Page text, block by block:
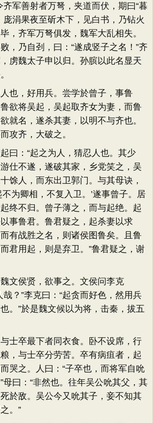
齐军善射者万弩，夹道而伏，期曰“暮
庞涓果夜至斫木下，见白书，乃钻火
，齐军万弩俱发，魏军大乱相失。
，乃自刭，曰：“遂成竖子之名！”齐
虏魏太子申以归。孙膑以此名显天
，好用兵。尝学於曾子，事鲁
欲将吴起，吴起取齐女为妻，而鲁
就名，遂杀其妻，以明不与齐也。
攻齐，大破之。
：“起之为人，猜忍人也。其少
仕不遂，遂破其家，乡党笑之，吴
馀人，而东出卫郭门。与其母诀，
不为卿相，不复入卫。’遂事曾子。居
终不归。曾子薄之，而与起绝。起
事鲁君。鲁君疑之，起杀妻以求
有战胜之名，则诸侯图鲁矣。且鲁
君用起，则是弃卫。”鲁君疑之，谢
侯贤，欲事之。文侯问李克
哉？”李克曰：“起贪而好色，然用兵
。”於是魏文候以为将，击秦，拔五
卒最下者同衣食。卧不设席，行
，与士卒分劳苦。卒有病疽者，起
哭之。人曰：“子卒也，而将军自吮
母曰：“非然也。往年吴公吮其父，其
於敌。吴公今又吮其子，妾不知其
。”